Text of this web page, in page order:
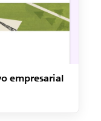
empresarial